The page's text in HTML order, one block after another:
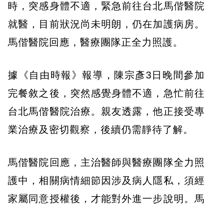
時，突感身體不適，緊急前往台北馬偕醫院
就醫，目前狀況尚未明朗，仍在加護病房。
馬偕醫院回應，醫療團隊正全力照護。
據《自由時報》報導，陳宗彥3日晚間參加
完餐敘之後，突然感覺身體不適，急忙前往
台北馬偕醫院治療。親友透露，他正接受專
業治療及密切觀察，後續仍需靜待了解。
馬偕醫院回應，主治醫師與醫療團隊全力照
護中，相關病情細節因涉及病人隱私，須經
家屬同意授權後，才能對外進一步說明。馬